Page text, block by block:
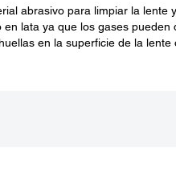
abrasivo para limpiar la lente
lata ya que los gases
en la superficie de la lente